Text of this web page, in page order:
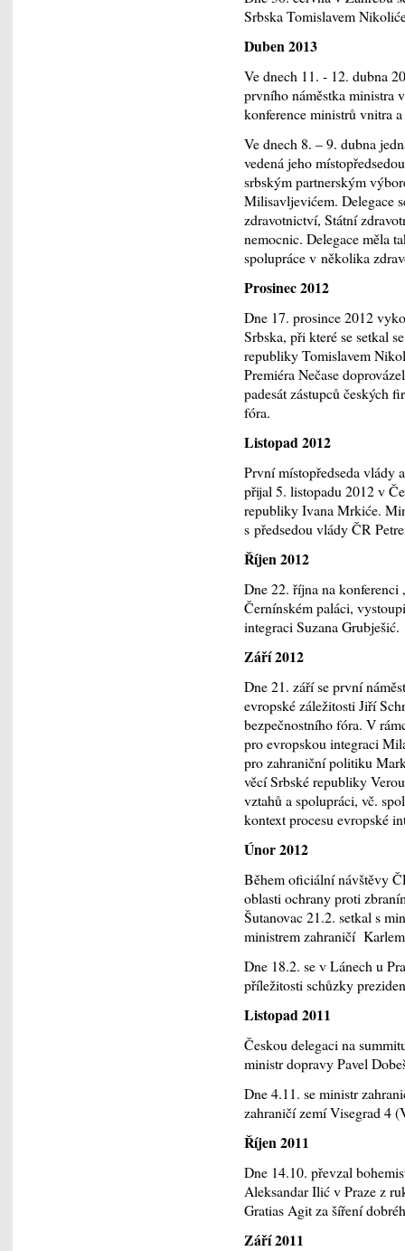
Srbska Tomislavem
Duben 2013
Ve dnech 11. - 12. dubna
prvního náměstka ministra
konference ministrů vnitra
Ve dnech 8. – 9. dubna
vedená jeho
srbským partnerským
Milisavljevićem. Delegace
zdravotnictví, Státní
nemocnic. Delegace měla
spolupráce v několika
Prosinec 2012
Dne 17. prosince 2012
Srbska, při které se setkal
republiky Tomislavem
Premiéra Nečase
padesát zástupců českých
fóra.
Listopad 2012
První místopředseda vlády
přijal 5. listopadu 2012 v
republiky Ivana Mrkiće.
s předsedou vlády ČR
Říjen 2012
Dne 22. října na konferenci
Černínském paláci,
integraci Suzana Grubješić.
Září 2012
Dne 21. září se první
evropské záležitosti Jiří
bezpečnostního fóra. V
pro evropskou integraci
pro zahraniční politiku
věcí Srbské republiky
vztahů a spolupráci, vč.
kontext procesu evropské
Únor 2012
Během oficiální návštěvy
oblasti ochrany proti
Šutanovac 21.2. setkal s
ministrem zahraničí
Dne 18.2. se v Lánech u
příležitosti schůzky
Listopad 2011
Českou delegaci na
ministr dopravy Pavel
Dne 4.11. se ministr
zahraničí zemí Visegrad 4
Říjen 2011
Dne 14.10. převzal
Aleksandar Ilić v Praze z
Gratias Agit za šíření
Září 2011